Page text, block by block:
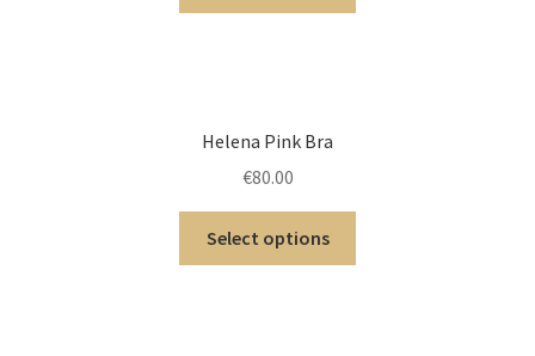
Helena Pink Bra
€80.00
Select options